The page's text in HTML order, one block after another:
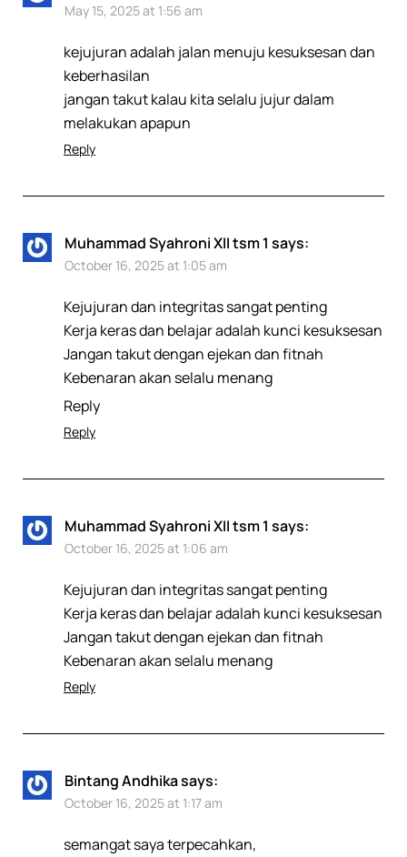
May 15, 2025 at 1:56 am
kejujuran adalah jalan menuju kesuksesan dan
keberhasilan
jangan takut kalau kita selalu jujur dalam
melakukan apapun
Reply
Muhammad Syahroni XII tsm 1 says:
October 16, 2025 at 1:05 am
Kejujuran dan integritas sangat penting
Kerja keras dan belajar adalah kunci kesuksesan
Jangan takut dengan ejekan dan fitnah
Kebenaran akan selalu menang
Reply
Reply
Muhammad Syahroni XII tsm 1 says:
October 16, 2025 at 1:06 am
Kejujuran dan integritas sangat penting
Kerja keras dan belajar adalah kunci kesuksesan
Jangan takut dengan ejekan dan fitnah
Kebenaran akan selalu menang
Reply
Bintang Andhikasays:
October 16, 2025 at 1:17 am
semangat saya terpecahkan,